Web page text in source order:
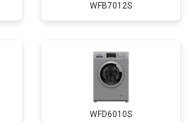
от 3350 ₽ Заказать
от 3450 ₽
от 2100 ₽ Заказать
WFB7012S
WFD6010S